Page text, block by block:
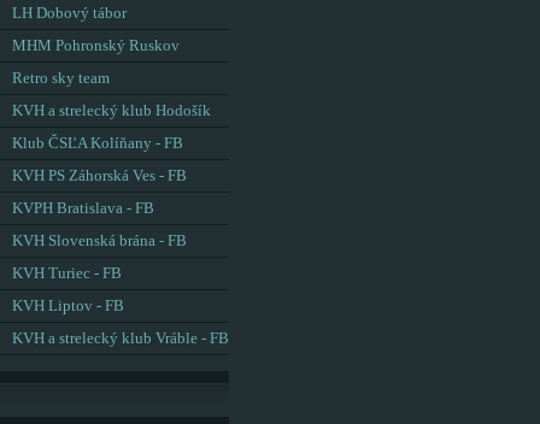
LH Dobový tábor
MHM Pohronský Ruskov
Retro sky team
KVH a strelecký klub Hodošík
Klub ČSĽA Kolíňany - FB
KVH PS Záhorská Ves - FB
KVPH Bratislava - FB
KVH Slovenská brána - FB
KVH Turiec - FB
KVH Liptov - FB
KVH a strelecký klub Vráble - FB